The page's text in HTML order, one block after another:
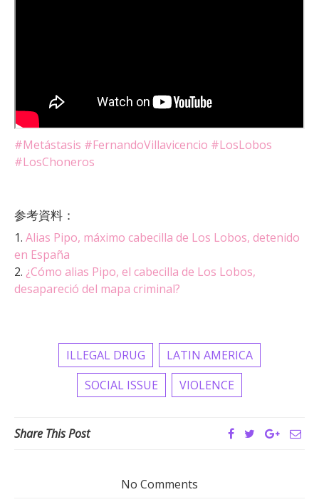
#Metástasis #FernandoVillavicencio #LosLobos
#LosChoneros
参考資料：
1. Alias Pipo, máximo cabecilla de Los Lobos, detenido
en España
2. ¿Cómo alias Pipo, el cabecilla de Los Lobos,
desapareció del mapa criminal?
ILLEGAL DRUG
LATIN AMERICA
SOCIAL ISSUE
VIOLENCE
Share This Post
No Comments